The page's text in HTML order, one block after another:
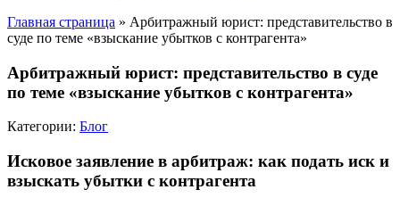
Главная страница » Арбитражный юрист: представительство в
суде по теме «взыскание убытков с контрагента»
Арбитражный юрист: представительство в суде
по теме «взыскание убытков с контрагента»
Категории: Блог
Исковое заявление в арбитраж: как подать иск и
взыскать убытки с контрагента